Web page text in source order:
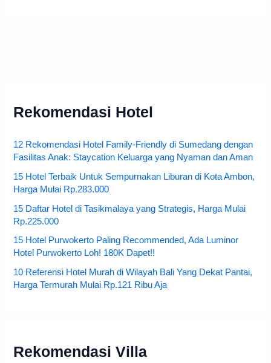
Rekomendasi Hotel
12 Rekomendasi Hotel Family-Friendly di Sumedang dengan
Fasilitas Anak: Staycation Keluarga yang Nyaman dan Aman
15 Hotel Terbaik Untuk Sempurnakan Liburan di Kota Ambon,
Harga Mulai Rp.283.000
15 Daftar Hotel di Tasikmalaya yang Strategis, Harga Mulai
Rp.225.000
15 Hotel Purwokerto Paling Recommended, Ada Luminor
Hotel Purwokerto Loh! 180K Dapet!!
10 Referensi Hotel Murah di Wilayah Bali Yang Dekat Pantai,
Harga Termurah Mulai Rp.121 Ribu Aja
Rekomendasi Villa